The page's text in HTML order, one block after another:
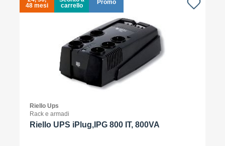
48 mesi
carrello
Promo
Riello Ups
Rack e armadi
Riello UPS iPlug,IPG 800 IT, 800VA